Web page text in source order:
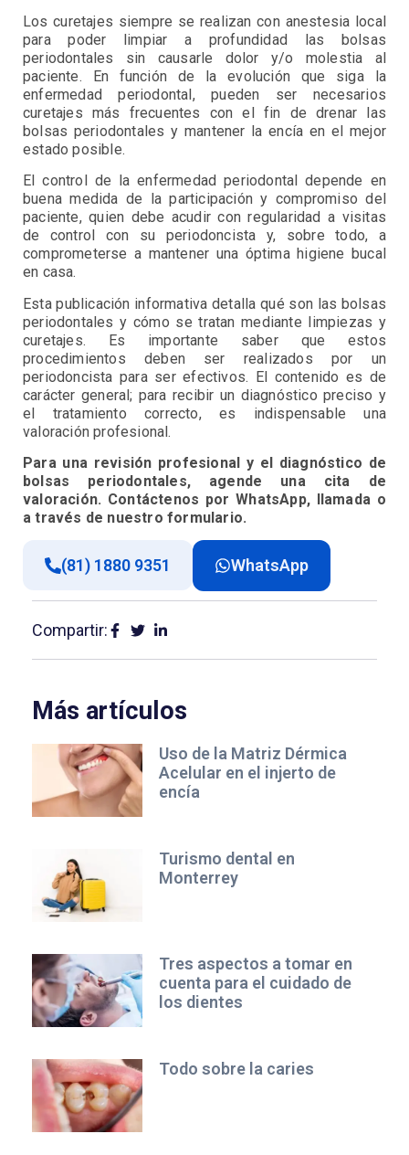
Los curetajes siempre se realizan con anestesia local
para poder limpiar a profundidad las bolsas
periodontales sin causarle dolor y/o molestia al
paciente. En función de la evolución que siga la
enfermedad periodontal, pueden ser necesarios
curetajes más frecuentes con el fin de drenar las
bolsas periodontales y mantener la encía en el mejor
estado posible.
El control de la enfermedad periodontal depende en
buena medida de la participación y compromiso del
paciente, quien debe acudir con regularidad a visitas
de control con su periodoncista y, sobre todo, a
comprometerse a mantener una óptima higiene bucal
en casa.
Esta publicación informativa detalla qué son las bolsas
periodontales y cómo se tratan mediante limpiezas y
curetajes. Es importante saber que estos
procedimientos deben ser realizados por un
periodoncista para ser efectivos. El contenido es de
carácter general; para recibir un diagnóstico preciso y
el tratamiento correcto, es indispensable una
valoración profesional.
Para una revisión profesional y el diagnóstico de
bolsas periodontales, agende una cita de
valoración. Contáctenos por WhatsApp, llamada o
a través de nuestro formulario.
(81) 1880 9351 WhatsApp
Compartir:
Más artículos
Uso de la Matriz Dérmica
Acelular en el injerto de
encía
Turismo dental en
Monterrey
Tres aspectos a tomar en
cuenta para el cuidado de
los dientes
Todo sobre la caries